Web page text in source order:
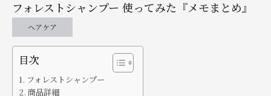
フォレストシャンプー 使ってみた『メモまとめ』
ヘアケア
目次
フォレストシャンプー
商品詳細